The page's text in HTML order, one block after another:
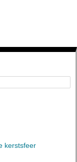
kerstsfeer